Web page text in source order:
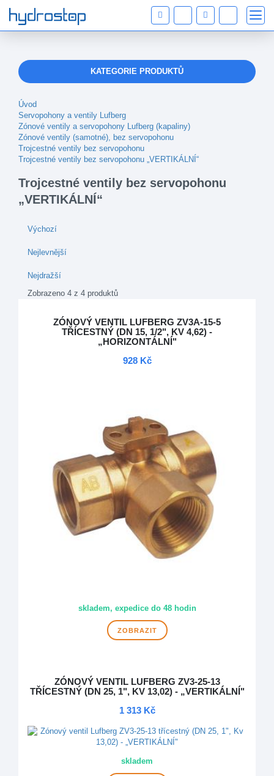
KATEGORIE PRODUKTŮ
Úvod
Servopohony a ventily Lufberg
Zónové ventily a servopohony Lufberg (kapaliny)
Zónové ventily (samotné), bez servopohonu
Trojcestné ventily bez servopohonu
Trojcestné ventily bez servopohonu „VERTIKÁLNÍ“
Trojcestné ventily bez servopohonu
„VERTIKÁLNÍ“
Výchozí
Nejlevnější
Nejdražší
Zobrazeno 4 z 4 produktů
ZÓNOVÝ VENTIL LUFBERG ZV3A-15-5
TŘÍCESTNÝ (DN 15, 1/2", KV 4,62) -
„HORIZONTÁLNÍ"
928 Kč
skladem, expedice do 48 hodin
ZOBRAZIT
ZÓNOVÝ VENTIL LUFBERG ZV3-25-13
TŘÍCESTNÝ (DN 25, 1", KV 13,02) - „VERTIKÁLNÍ"
1 313 Kč
skladem